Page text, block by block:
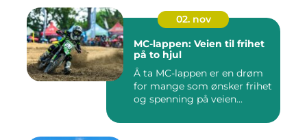
02. nov
MC-lappen: Veien til frihet
på to hjul
Å ta MC-lappen er en drøm
for mange som ønsker frihet
og spenning på veien...